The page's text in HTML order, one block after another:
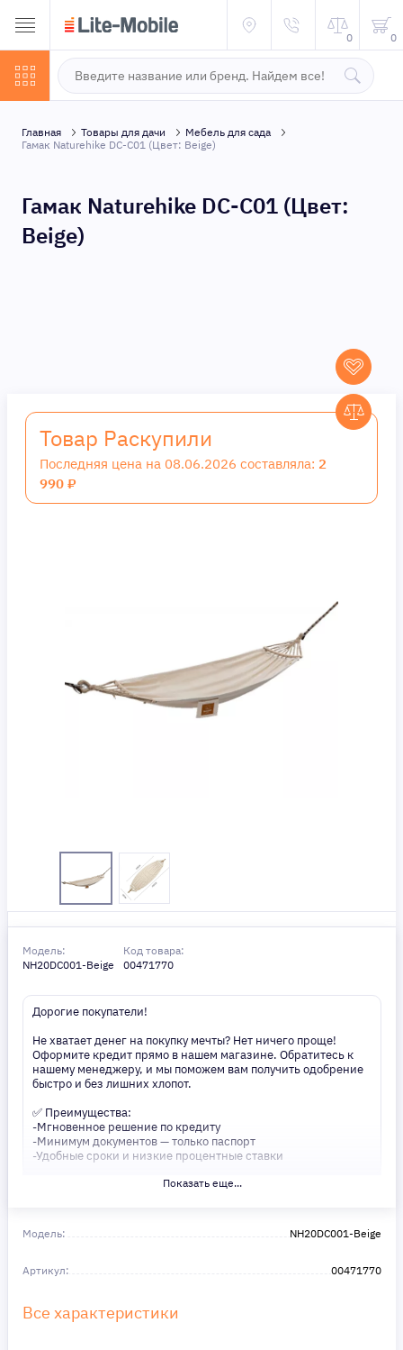
0 0
Главная Товары для дачи
Мебель для сада
Гамак Naturehike DC-C01 (Цвет: Beige)
Гамак Naturehike DC-C01 (Цвет:
Beige)
Товар Раскупили
Последняя цена на 08.06.2026 составляла: 2
990 ₽
Модель:
NH20DC001-Beige
Код товара:
00471770
Дорогие покупатели!
Не хватает денег на покупку мечты? Нет ничего проще!
Оформите кредит прямо в нашем магазине. Обратитесь к
нашему менеджеру, и мы поможем вам получить одобрение
быстро и без лишних хлопот.
✅ Преимущества:
-Мгновенное решение по кредиту
-Минимум документов — только паспорт
-Удобные сроки и низкие процентные ставки
Не откладывайте свои желания на потом! Получите то, что
Показать еще...
Модель: NH20DC001-Beige
Артикул: 00471770
Все характеристики